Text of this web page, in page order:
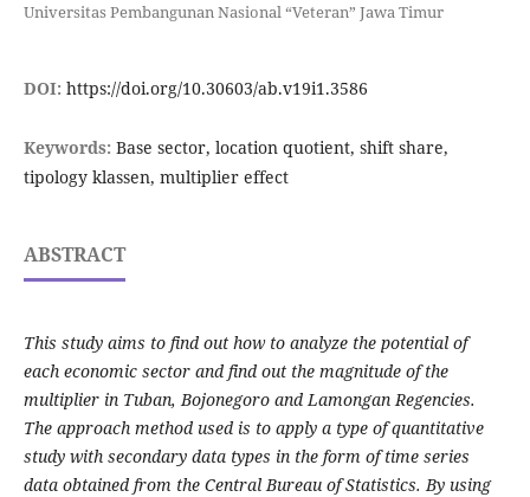
Universitas Pembangunan Nasional “Veteran” Jawa Timur
DOI: https://doi.org/10.30603/ab.v19i1.3586
Keywords: Base sector, location quotient, shift share,
tipology klassen, multiplier effect
ABSTRACT
This study aims to find out how to analyze the potential of
each economic sector and find out the magnitude of the
multiplier in Tuban, Bojonegoro and Lamongan Regencies.
The approach method used is to apply a type of quantitative
study with secondary data types in the form of time series
data obtained from the Central Bureau of Statistics. By using